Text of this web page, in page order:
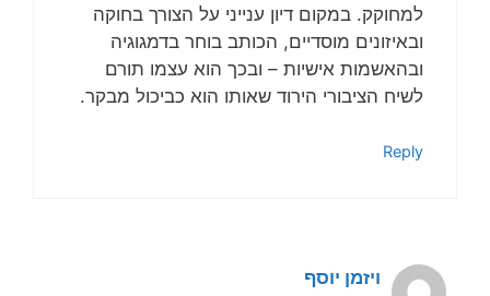
למחוקק. במקום דיון ענייני על הצורך בחוקה
ובאיזונים מוסדיים, הכותב בוחר בדמגוגיה
ובהאשמות אישיות – ובכך הוא עצמו תורם
לשיח הציבורי הירוד שאותו הוא כביכול מבקר.
Reply
ויזמן יוסף